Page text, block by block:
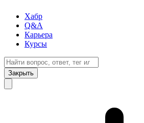
Хабр
Q&A
Карьера
Курсы
Закрыть